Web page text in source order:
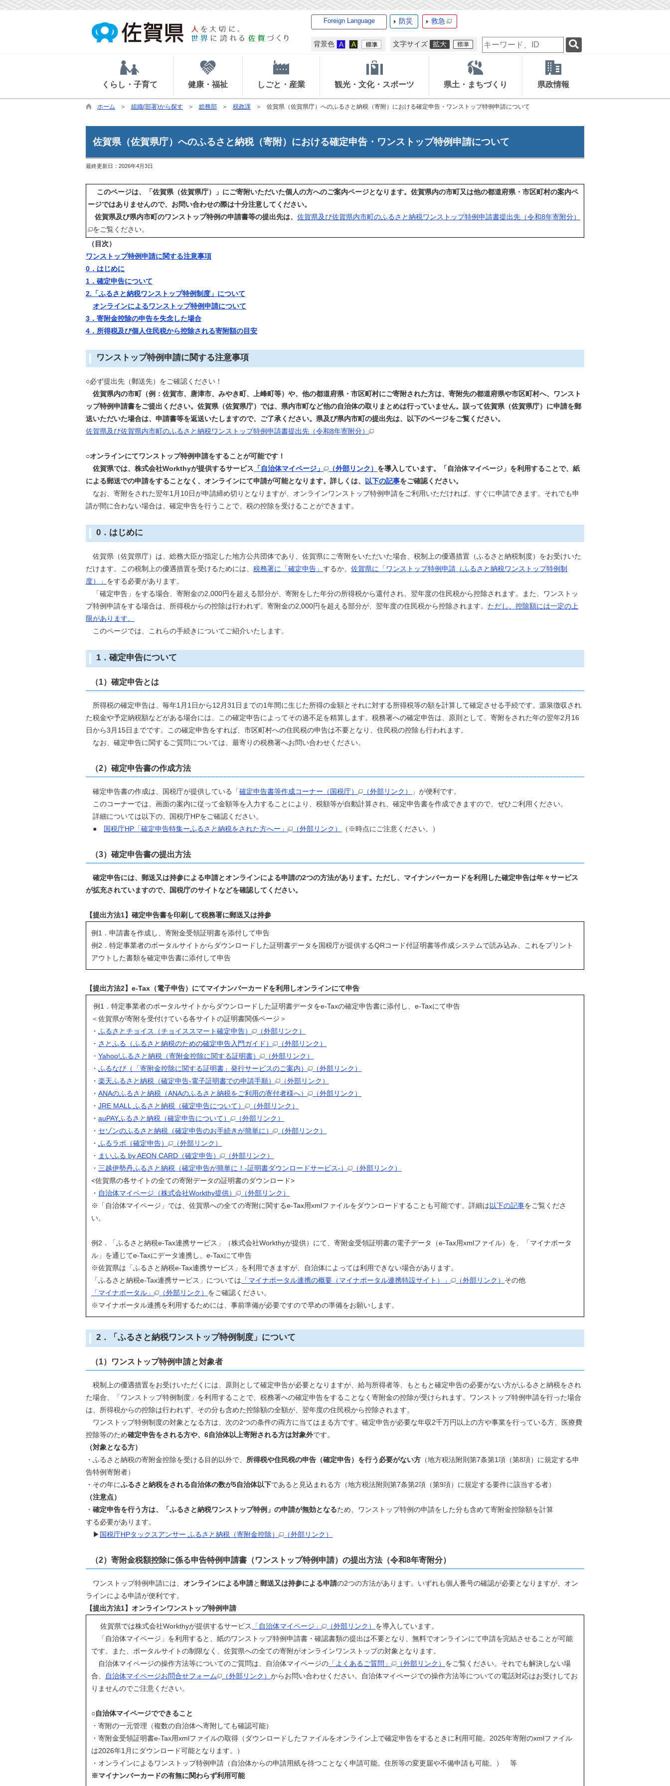
Foreign Language 防災 救急
背景色 文字サイズ
検
索
ー
ー
ド
くらし・子育て 健康・福祉 しごと・産業 観光・文化・スポーツ 県土・まちづくり 県政情報
ホーム 組織(部署)から探す 総務部 税政課 佐賀県（佐賀県庁）へのふるさと納税（寄附）における確定申告・ワンストップ特例申請について
佐賀県（佐賀県庁）へのふるさと納税（寄附）における確定申告・ワンストップ特例申請について
最終更新日： 2026年4月3日
このページは、「佐賀県（佐賀県庁）」にご寄附いただいた個人の方へのご案内ページとなります。佐賀県内の市町又は他の都道府県・市区町村の案内ペ
ージではありませんので、お問い合わせの際は十分注意してください。
佐賀県及び県内市町のワンストップ特例の申請書等の提出先は、 佐賀県及び佐賀県内市町のふるさと納税ワンストップ特例申請書提出先（令和8年寄附分）
をご覧ください。
（目次）
ワンストップ特例申請に関する注意事項
0．はじめに
1．確定申告について
2.「ふるさと納税ワンストップ特例制度」について
オンラインによるワンストップ特例申請について
3．寄附金控除の申告を失念した場合
4．所得税及び個人住民税から控除される寄附額の目安
ワンストップ特例申請に関する注意事項
○必ず提出先（郵送先）をご確認ください！
佐賀県内の市町（例：佐賀市、唐津市、みやき町、上峰町等）や、他の都道府県・市区町村にご寄附された方は、寄附先の都道府県や市区町村へ、ワンスト
ップ特例申請書をご提出ください。 佐賀県（佐賀県庁）では、県内市町など他の自治体の取りまとめは行っていません。誤って佐賀県（佐賀県庁）に申請を郵
送いただいた場合は、申請書等を返送いたしますので、ご了承ください。県及び県内市町の提出先は、以下のページをご覧ください。
佐賀県及び佐賀県内市町のふるさと納税ワンストップ特例申請書提出先（令和8年寄附分）
○オンラインにてワンストップ特例申請をすることが可能です！
佐賀県では、株式会社Workthyが提供するサービス 「自治体マイページ」 （外部リンク） を導入しています。「自治体マイページ」を利用することで、紙
による郵送での申請をすることなく、オンラインにて申請が可能となります。詳しくは、
以下の記事をご確認ください。
なお、寄附をされた翌年1月10日が申請締め切りとなりますが、オンラインワンストップ特例申請をご利用いただければ、すぐに申請できます。それでも申
請が間に合わない場合は、確定申告を行うことで、税の控除を受けることができます。
0．はじめに
佐賀県（佐賀県庁）は、総務大臣が指定した地方公共団体であり、佐賀県にご寄附をいただいた場合、税制上の優遇措置（ふるさと納税制度）をお受けいた
だけます。この税制上の優遇措置を受けるためには、 税務署に「確定申告」 するか、 佐賀県に「ワンストップ特例申請（ふるさと納税ワンストップ特例制
度）」 をする必要があります。
「確定申告」をする場合、寄附金の2,000円を超える部分が、寄附をした年分の所得税から還付され、翌年度の住民税から控除されます。また、ワンストッ
プ特例申請をする場合は、所得税からの控除は行われず、寄附金の2,000円を超える部分が、翌年度の住民税から控除されます。 ただし、控除額には一定の上
限があります。
このページでは、これらの手続きについてご紹介いたします。
1．確定申告について
（1）確定申告とは
所得税の確定申告は、毎年1月1日から12月31日までの1年間に生じた所得の金額とそれに対する所得税等の額を計算して確定させる手続です。源泉徴収され
た税金や予定納税額などがある場合には、この確定申告によってその過不足を精算します。税務署への確定申告は、原則として、寄附をされた年の翌年2月16
日から3月15日までです。この確定申告をすれば、市区町村への住民税の申告は不要となり、住民税の控除も行われます。
なお、確定申告に関するご質問については、最寄りの税務署へお問い合わせください。
（2）確定申告書の作成方法
確定申告書の作成は、国税庁が提供している「確定申告書等作成コーナー（国税庁） （外部リンク）
」が便利です。
このコーナーでは、画面の案内に従って金額等を入力することにより、税額等が自動計算され、確定申告書を作成できますので、ぜひご利用ください。
詳細については以下の、国税庁HPをご確認ください。
● 国税庁HP「確定申告特集ーふるさと納税をされた方へー」 （外部リンク） （※時点にご注意ください。）
（3）確定申告書の提出方法
確定申告には、郵送又は持参による申請とオンラインによる申請の2つの方法があります。ただし、マイナンバーカードを利用した確定申告は年々サービス
が拡充されていますので、国税庁のサイトなどを確認してください。
【提出方法1】確定申告書を印刷して税務署に郵送又は持参
例1．申請書を作成し、寄附金受領証明書を添付して申告
例2．特定事業者のポータルサイトからダウンロードした証明書データを国税庁が提供するQRコード付証明書等作成システムで読み込み、これをプリント
アウトした書類を確定申告書に添付して申告
【提出方法2】e-Tax（電子申告）にてマイナンバーカードを利用しオンラインにて申告
例1．特定事業者のポータルサイトからダウンロードした証明書データをe-Taxの確定申告書に添付し、e-Taxにて申告
＜佐賀県が寄附を受付けている各サイトの証明書関係ページ＞
・ ふるさとチョイス（チョイススマート確定申告）
（外部リンク）
・ さとふる（ふるさと納税のための確定申告入門ガイド）
（外部リンク）
・ Yahoo!ふるさと納税（寄附金控除に関する証明書）
（外部リンク）
・ ふるなび（「寄附金控除に関する証明書」発行サービスのご案内）
（外部リンク）
・ 楽天ふるさと納税（確定申告-電子証明書での申請手順）
（外部リンク）
・ ANAのふるさと納税（ANAのふるさと納税をご利用の寄付者様へ）
（外部リンク）
・ JRE MALL ふるさと納税（確定申告について）
（外部リンク）
・ auPAYふるさと納税（確定申告について）
（外部リンク）
・ セゾンのふるさと納税（確定申告のお手続きが簡単に）
（外部リンク）
・ ふるラボ（確定申告）
（外部リンク）
・ まいふる by AEON CARD（確定申告）
（外部リンク）
・ 三越伊勢丹ふるさと納税（確定申告が簡単に！-証明書ダウンロードサービス-）
（外部リンク）
<佐賀県の各サイトの全ての寄附データの証明書のダウンロード>
・ 自治体マイページ（株式会社Workthy提供）
（外部リンク）
※「自治体マイページ」では、佐賀県への全ての寄附に関するe-Tax用xmlファイルをダウンロードすることも可能です。詳細は以下の記事をご覧くださ
い。
例2．「ふるさと納税e-Tax連携サービス」（株式会社Workthyが提供）にて、寄附金受領証明書の電子データ（e-Tax用xmlファイル）を、「マイナポータ
ル」を通じてe-Taxにデータ連携し、e-Taxにて申告
※佐賀県は「ふるさと納税e-Tax連携サービス」を利用できますが、自治体によっては利用できない場合があります。
「ふるさと納税e-Tax連携サービス」については 「マイナポータル連携の概要（マイナポータル連携特設サイト）」 （外部リンク） その他
「マイナポータル」
（外部リンク） をご確認ください。
※マイナポータル連携を利用するためには、事前準備が必要ですので早めの準備をお願いします。
2．「ふるさと納税ワンストップ特例制度」について
（1）ワンストップ特例申請と対象者
税制上の優遇措置をお受けいただくには、原則として確定申告が必要となりますが、給与所得者等、もともと確定申告の必要がない方がふるさと納税をされ
た場合、「ワンストップ特例制度」を利用することで、税務署への確定申告をすることなく寄附金の控除が受けられます。ワンストップ特例申請を行った場合
は、所得税からの控除は行われず、その分も含めた控除額の全額が、翌年度の住民税から控除されます。
ワンストップ特例制度の対象となる方は、次の2つの条件の両方に当てはまる方です。確定申告が必要な年収2千万円以上の方や事業を行っている方、医療費
控除等のため確定申告をされる方や、6自治体以上寄附される方は対象外です。
（対象となる方）
・ふるさと納税の寄附金控除を受ける目的以外で、 所得税や住民税の申告（確定申告）を行う必要がない方 （地方税法附則第7条第1項（第8項）に規定する申
告特例寄附者）
・その年にふるさと納税をされる自治体の数が5自治体以下であると見込まれる方（地方税法附則第7条第2項（第9項）に規定する要件に該当する者）
（注意点）
・ 確定申告を行う方は、「ふるさと納税ワンストップ特例」の申請が無効となるため、ワンストップ特例の申請をした分も含めて寄附金控除額を計算
する必要があります。
▶ 国税庁HPタックスアンサー ふるさと納税（寄附金控除） （外部リンク）
（2） 寄附金税額控除に係る申告特例申請書（ワンストップ特例申請）の提出方法（令和8年寄附分）
ワンストップ特例申請には、 オンラインによる申請と郵送又は持参による申請の2つの方法があります。いずれも個人番号の確認が必要となりますが、オン
ラインによる申請が便利です。
【提出方法1】オンラインワンストップ特例申請
佐賀県では株式会社Workthyが提供するサービス 「自治体マイページ」 （外部リンク） を導入しています。
「自治体マイページ」を利用すると、紙のワンストップ特例申請書・確認書類の提出は不要となり、無料でオンラインにて申請を完結させることが可能
です。また、ポータルサイトの制限なく、佐賀県への全ての寄附がオンラインワンストップの対象となります。
自治体マイページの操作方法等についてのご質問は、自治体マイページの 「よくあるご質問」 （外部リンク） をご覧ください。それでも解決しない場
合、
自治体マイページお問合せフォーム （外部リンク） からお問い合わせください。自治体マイページでの操作方法等についての電話対応はお受けしてお
りませんのでご注意ください。
○自治体マイページでできること
・寄附の一元管理（複数の自治体へ寄附しても確認可能）
・寄附金受領証明書e-Tax用xmlファイルの取得（ダウンロードしたファイルをオンライン上で確定申告をするときに利用可能。2025年寄附のxmlファイル
は2026年1月にダウンロード可能となります。）
・オンラインによるワンストップ特例申請（自治体からの申請用紙を待つことなく申請可能。住所等の変更届や不備申請も可能。） 等
※マイナンバーカードの有無に関わらず利用可能